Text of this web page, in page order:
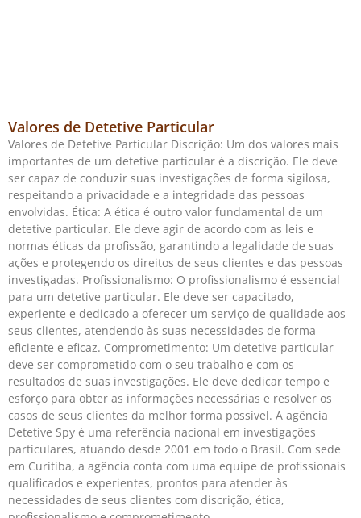
Valores de Detetive Particular
Valores de Detetive Particular Discrição: Um dos valores mais
importantes de um detetive particular é a discrição. Ele deve
ser capaz de conduzir suas investigações de forma sigilosa,
respeitando a privacidade e a integridade das pessoas
envolvidas. Ética: A ética é outro valor fundamental de um
detetive particular. Ele deve agir de acordo com as leis e
normas éticas da profissão, garantindo a legalidade de suas
ações e protegendo os direitos de seus clientes e das pessoas
investigadas. Profissionalismo: O profissionalismo é essencial
para um detetive particular. Ele deve ser capacitado,
experiente e dedicado a oferecer um serviço de qualidade aos
seus clientes, atendendo às suas necessidades de forma
eficiente e eficaz. Comprometimento: Um detetive particular
deve ser comprometido com o seu trabalho e com os
resultados de suas investigações. Ele deve dedicar tempo e
esforço para obter as informações necessárias e resolver os
casos de seus clientes da melhor forma possível. A agência
Detetive Spy é uma referência nacional em investigações
particulares, atuando desde 2001 em todo o Brasil. Com sede
em Curitiba, a agência conta com uma equipe de profissionais
qualificados e experientes, prontos para atender às
necessidades de seus clientes com discrição, ética,